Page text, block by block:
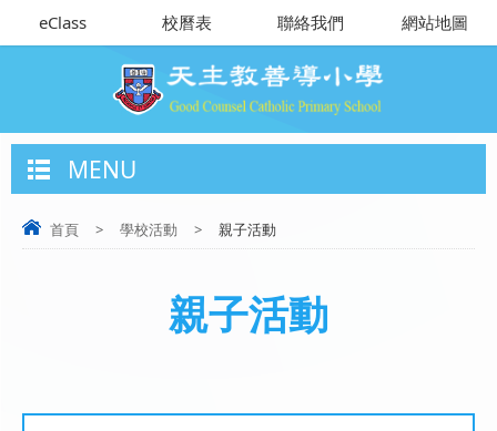
eClass 校曆表 聯絡我們 網站地圖
MENU
首頁 > 學校活動 > 親子活動
親子活動